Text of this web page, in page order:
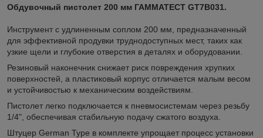
Обдувочный пистолет 200 мм ГАММАТЕСТ GT7B031.
Инструмент с удлиненным соплом 200 мм, предназначенный
для эффективной продувки труднодоступных мест, таких как
узкие щели и глубокие отверстия в деталях и оборудовании.
Резиновый наконечник снижает риск повреждения хрупких
поверхностей, а пластиковый корпус отличается малым весом
и устойчивостью к механическим воздействиям.
Пистолет легко подключается к пневмосистемам через резьбу
1/4", обеспечивая стабильную подачу сжатого воздуха.
Штуцер German Type в комплекте упрощает процесс установки